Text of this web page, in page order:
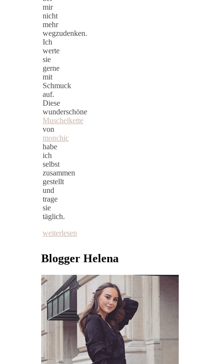
mir
nicht
mehr
wegzudenken.
Ich
werte
sie
gerne
mit
Schmuck
auf.
Diese
wunderschöne
Muschelkette
von
monchic
habe
ich
selbst
zusammen
gestellt
und
trage
sie
täglich.
weiterlesen
Blogger Helena